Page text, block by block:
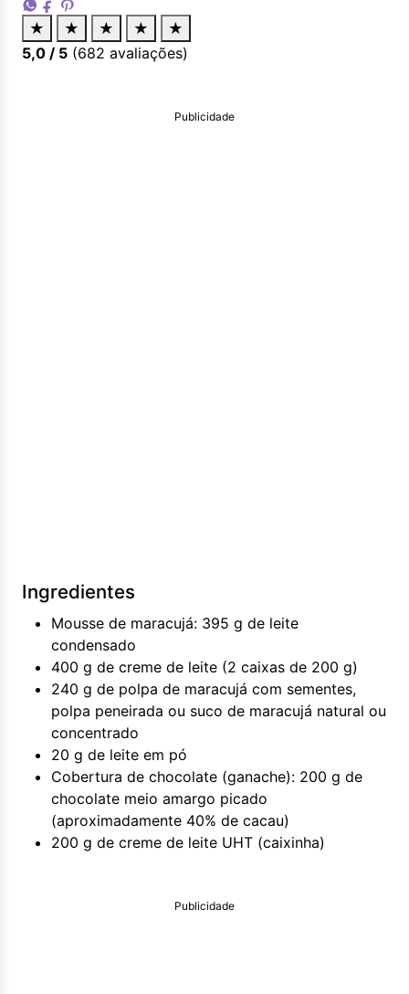
★ ★ ★ ★
★
5,0 / 5 (682 avaliações)
Publicidade
Ingredientes
Mousse de maracujá: 395 g de leite
condensado
400 g de creme de leite (2 caixas de 200 g)
240 g de polpa de maracujá com sementes,
polpa peneirada ou suco de maracujá natural ou
concentrado
20 g de leite em pó
Cobertura de chocolate (ganache): 200 g de
chocolate meio amargo picado
(aproximadamente 40% de cacau)
200 g de creme de leite UHT (caixinha)
Publicidade